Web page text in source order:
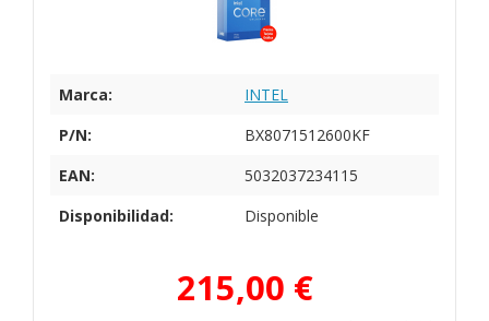
Marca:
INTEL
P/N:
BX8071512600KF
EAN:
5032037234115
Disponibilidad:
Disponible
215,00 €